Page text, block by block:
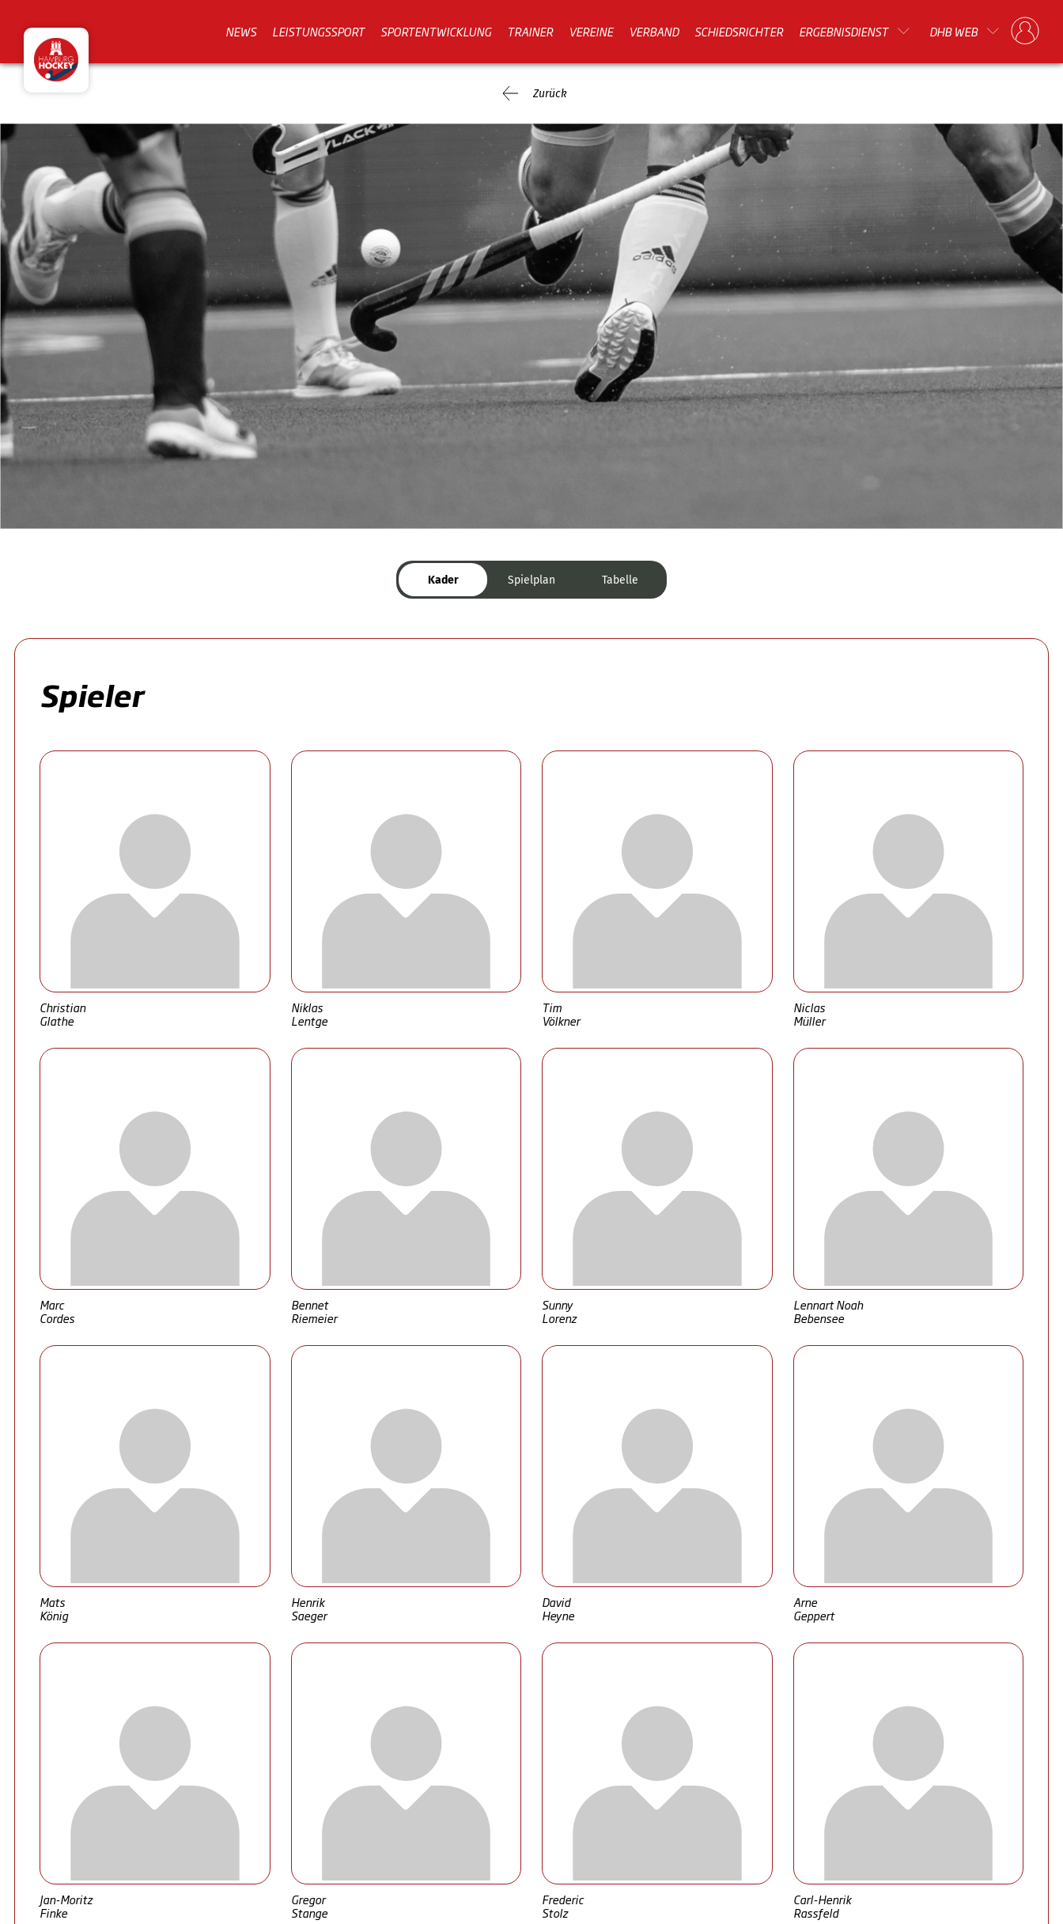
NEWS LEISTUNGSSPORT SPORTENTWICKLUNG TRAINER VEREINE VERBAND SCHIEDSRICHTER ERGEBNISDIENST DHB WEB
Zurück
Kader Spielplan Tabelle
Spieler
Christian
Glathe
Niklas
Lentge
Tim
Völkner
Niclas
Müller
Marc
Cordes
Bennet
Riemeier
Sunny
Lorenz
Lennart Noah
Bebensee
Mats
König
Henrik
Saeger
David
Heyne
Arne
Geppert
Jan-Moritz
Finke
Gregor
Stange
Frederic
Stolz
Carl-Henrik
Rassfeld